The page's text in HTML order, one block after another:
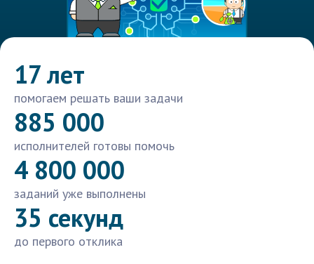
17 лет
помогаем решать ваши задачи
885 000
исполнителей готовы помочь
4 800 000
заданий уже выполнены
35 секунд
до первого отклика